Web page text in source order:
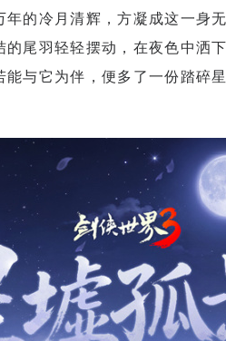
的冷月清辉，方凝成这一身
尾羽轻轻摆动，在夜色中洒
与它为伴，便多了一份踏碎